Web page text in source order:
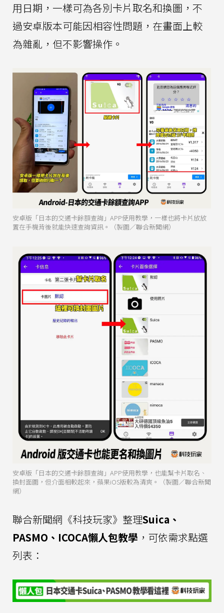
用日期，一樣可為各別卡片取名和換圖，不
過安卓版本可能因相容性問題，在畫面上較
為雜亂，但不影響操作。
安卓版「日本的交通卡餘額查詢」APP使用教學，一樣也將卡片放放
置在手機背後就能快速查詢資訊。（製圖／聯合新聞網）
安卓版「日本的交通卡餘額查詢」APP使用教學，也能幫卡片取名、
換封面圖，但介面相較起來，蘋果iOS版較為清爽。（製圖／聯合新聞
網）
聯合新聞網《科技玩家》整理Suica、
PASMO、ICOCA懶人包教學 ，可依需求點選
列表：